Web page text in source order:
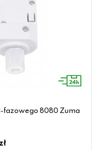
fazowego 8080 Zuma